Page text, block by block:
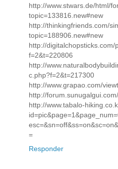
http://www.stwars.de/html/
topic=133816.new#new
http://thinkingfriends.com/
topic=188906.new#new
http://digitalchopsticks.com/
f=2&t=220806
http://
c.php?f=2&t=217300
http://www.grapao.com/
http://
http://www.tabalo-
=
Responder